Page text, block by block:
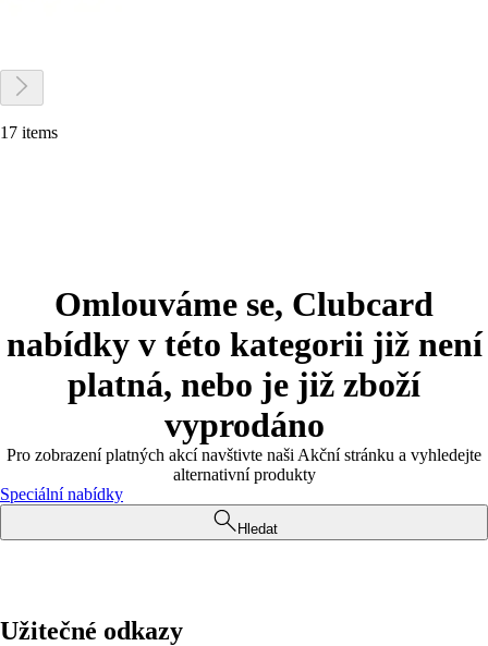
17 items
Omlouváme se, Clubcard
nabídky v této kategorii již není
platná, nebo je již zboží
vyprodáno
Pro zobrazení platných akcí navštivte naši Akční stránku a vyhledejte
alternativní produkty
Speciální nabídky
Hledat
Užitečné odkazy